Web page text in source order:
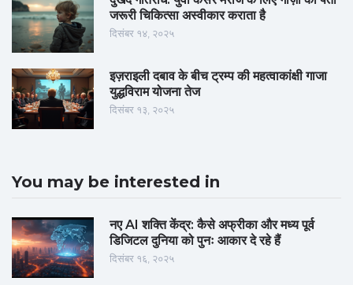
जरूरी चिकित्सा अस्वीकार कराता है
दिसंबर १४, २०२५
इज़राइली दबाव के बीच ट्रम्प की महत्वाकांक्षी गाजा
युद्धविराम योजना तेज
दिसंबर १३, २०२५
You may be interested in
नए AI शक्ति केंद्र: कैसे अफ्रीका और मध्य पूर्व
डिजिटल दुनिया को पुनः आकार दे रहे हैं
दिसंबर १६, २०२५